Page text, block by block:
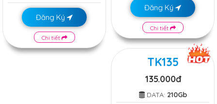
Đăng Ký
Chi tiết
Đăng Ký
Chi tiết
TK135
135.000đ
DATA: 210Gb